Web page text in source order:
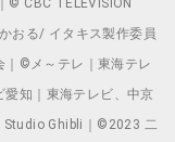
© CBC TELEVISION
おる/ イタキス製作委員
｜©メ～テレ｜東海テレ
愛知｜東海テレビ、中京
Studio Ghibli｜©2023 二